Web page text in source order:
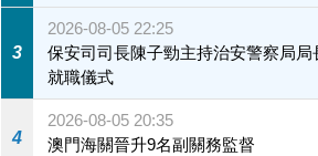
3
2026-08-05 22:25
保安司司長陳子勁主持治安警察局局
就職儀式
4
2026-08-05 20:35
澳門海關晉升9名副關務監督